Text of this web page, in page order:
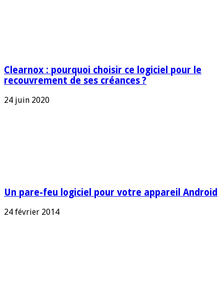
Clearnox : pourquoi choisir ce logiciel pour le
recouvrement de ses créances ?
24 juin 2020
Un pare-feu logiciel pour votre appareil Android
24 février 2014